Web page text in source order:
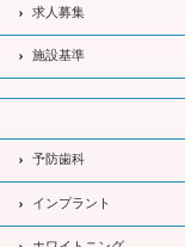
求人募集
施設基準
予防歯科
インプラント